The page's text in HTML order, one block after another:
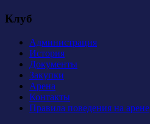
Клуб
Администрация
История
Документы
Закупки
Арена
Контакты
Правила поведения на арене